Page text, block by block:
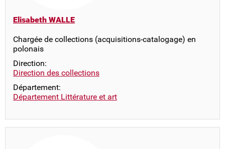
Elisabeth WALLE
Chargée de collections (acquisitions-catalogage) en
polonais
Direction:
Direction des collections
Département:
Département Littérature et art